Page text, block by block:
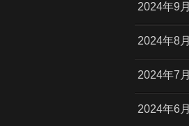
2024年9月
2024年8月
2024年7月
2024年6月